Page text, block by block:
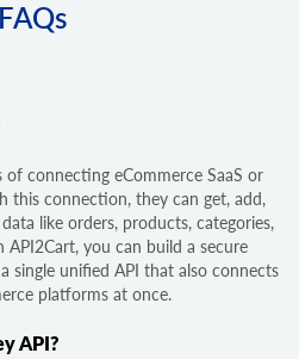
FAQs
connecting eCommerce SaaS or
this connection, they can get, add,
like orders, products, categories,
you can build a secure
single unified API that also connects
platforms at once.
API?